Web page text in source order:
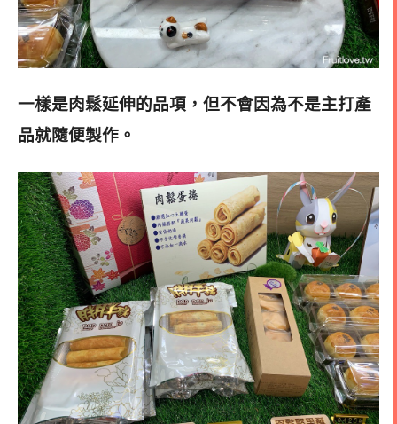
一樣是肉鬆延伸的品項 ，但不會因為不是主打產
品就隨便製作。